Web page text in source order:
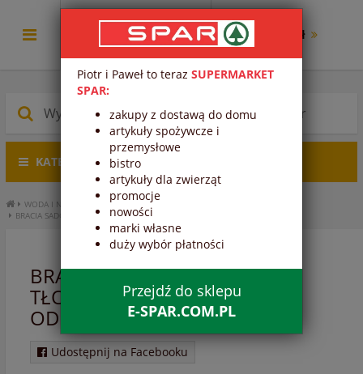
0.00 zł
KATEGORIE PRODUKTÓW
WODA I NAPOJE SOKI, NEKTARY
BRACIA SADOWNICY SOK TŁOCZONE JABŁKO SŁODKIE ODMIANY 250 ML
BRACIA SADOWNICY SOK
TŁOCZONE JABŁKO SŁODKIE
ODMIANY 250 ML
Udostępnij na Facebooku
Piotr i Paweł to teraz SUPERMARKET
SPAR:
zakupy z dostawą do domu
artykuły spożywcze i
przemysłowe
bistro
artykuły dla zwierząt
promocje
nowości
marki własne
duży wybór płatności
Przejdź do sklepu
E-SPAR.COM.PL